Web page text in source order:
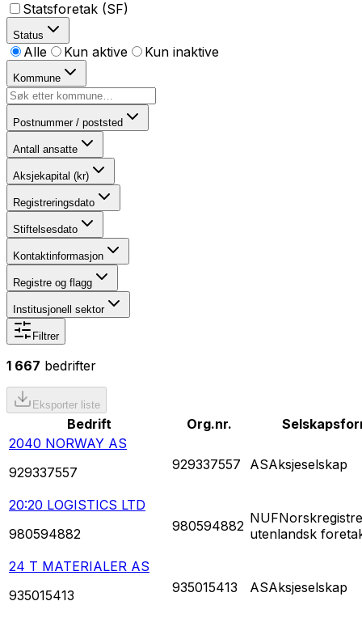
Statsforetak (SF)
Status
Alle Kun aktive Kun inaktive
Kommune
Postnummer / poststed
Antall ansatte
Aksjekapital (kr)
Registreringsdato
Stiftelsesdato
Kontaktinformasjon
Registre og flagg
Institusjonell sektor
Filtrer
1 667 bedrifter
Eksporter liste
Bedrift Org.nr.
2040 NORWAY AS
929337557
929337557 ASAksjeselskap
20:20 LOGISTICS LTD
980594882
980594882 NUF
utenlandsk
24 T MATERIALER AS
935015413
935015413 ASAksjeselskap